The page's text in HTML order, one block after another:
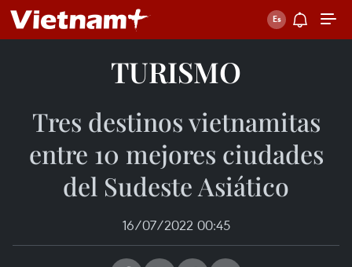
TURISMO
Tres destinos vietnamitas
entre 10 mejores ciudades
del Sudeste Asiático
16/07/2022 00:45